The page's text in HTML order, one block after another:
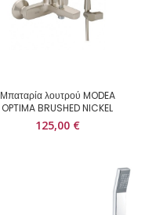
Μπαταρία λουτρού MODEA
OPTIMA BRUSHED NICKEL
125,00 €